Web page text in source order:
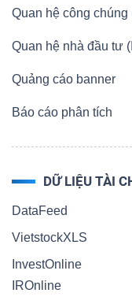
Quan hệ công chúng
Quan hệ nhà đầu tư
Quảng cáo banner
Báo cáo phân tích
DỮ LIỆU TÀI
DataFeed
VietstockXLS
InvestOnline
IROnline